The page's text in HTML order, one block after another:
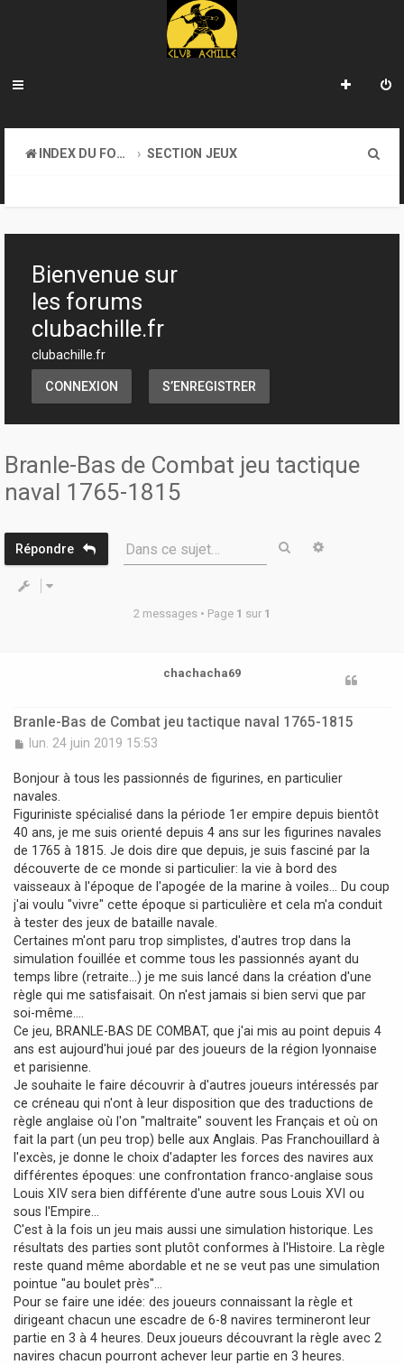
INDEX DU FORUM
SECTION JEUX
h
Bienvenue sur
les forums
clubachille.fr
clubachille.fr
CONNEXION S’ENREGISTRER
Branle-Bas de Combat jeu tactique
naval 1765-1815
Répondre Dans ce sujet… Rechercher
2 messages • Page 1 sur 1
chachacha69
Branle-Bas de Combat jeu tactique naval 1765-1815
M
s
a
g
e
lun. 24 juin 2019 15:53
Bonjour à tous les passionnés de figurines, en particulier
navales.
Figuriniste spécialisé dans la période 1er empire depuis bientôt
40 ans, je me suis orienté depuis 4 ans sur les figurines navales
de 1765 à 1815. Je dois dire que depuis, je suis fasciné par la
découverte de ce monde si particulier: la vie à bord des
vaisseaux à l'époque de l'apogée de la marine à voiles... Du coup
j'ai voulu "vivre" cette époque si particulière et cela m'a conduit
à tester des jeux de bataille navale.
Certaines m'ont paru trop simplistes, d'autres trop dans la
simulation fouillée et comme tous les passionnés ayant du
temps libre (retraite...) je me suis lancé dans la création d'une
règle qui me satisfaisait. On n'est jamais si bien servi que par
soi-même....
Ce jeu, BRANLE-BAS DE COMBAT, que j'ai mis au point depuis 4
ans est aujourd'hui joué par des joueurs de la région lyonnaise
et parisienne.
Je souhaite le faire découvrir à d'autres joueurs intéressés par
ce créneau qui n'ont à leur disposition que des traductions de
règle anglaise où l'on "maltraite" souvent les Français et où on
fait la part (un peu trop) belle aux Anglais. Pas Franchouillard à
l'excès, je donne le choix d'adapter les forces des navires aux
différentes époques: une confrontation franco-anglaise sous
Louis XIV sera bien différente d'une autre sous Louis XVI ou
sous l'Empire...
C'est à la fois un jeu mais aussi une simulation historique. Les
résultats des parties sont plutôt conformes à l'Histoire. La règle
reste quand même abordable et ne se veut pas une simulation
pointue "au boulet près"...
Pour se faire une idée: des joueurs connaissant la règle et
dirigeant chacun une escadre de 6-8 navires termineront leur
partie en 3 à 4 heures. Deux joueurs découvrant la règle avec 2
navires chacun pourront achever leur partie en 3 heures.